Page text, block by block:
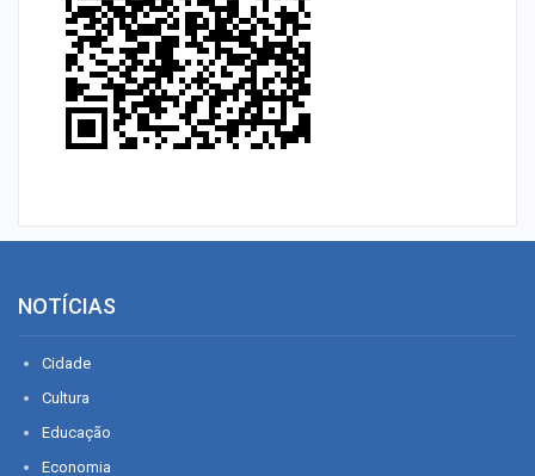
NOTÍCIAS
Cidade
Cultura
Educação
Economia